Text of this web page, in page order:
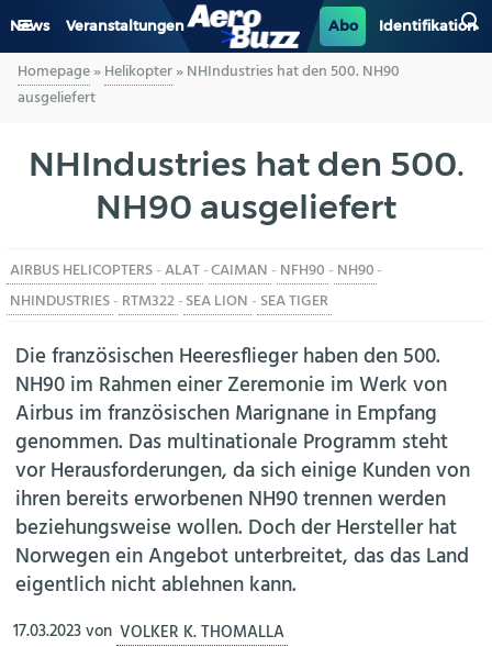
News Veranstaltungen Abo Identifikation
GENERAL AVIATION
LUFTVERKEHR
INDUSTRIE
HELIKOPTER
Homepage»Helikopter»NHIndustries hat den 500. NH90
ausgeliefert
NHIndustries hat den 500.
NH90 ausgeliefert
AIRBUS HELICOPTERS-ALAT-CAIMAN - NFH90 - NH90-
NHINDUSTRIES- RTM322-SEA LION - SEA TIGER
Die französischen Heeresflieger haben den 500.
NH90 im Rahmen einer Zeremonie im Werk von
Airbus im französischen Marignane in Empfang
genommen. Das multinationale Programm steht
vor Herausforderungen, da sich einige Kunden von
ihren bereits erworbenen NH90 trennen werden
beziehungsweise wollen. Doch der Hersteller hat
Norwegen ein Angebot unterbreitet, das das Land
eigentlich nicht ablehnen kann.
17.03.2023von VOLKER K. THOMALLA